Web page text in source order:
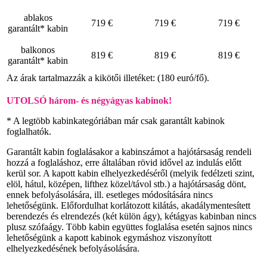
ablakos
garantált* kabin
719 € 719 € 719 €
balkonos
garantált* kabin
819 € 819 € 819 €
Az árak tartalmazzák a kikötői illetéket: (180 euró/fő).
UTOLSÓ három- és négyágyas kabinok!
* A legtöbb kabinkategóriában már csak garantált kabinok
foglalhatók.
Garantált kabin foglalásakor a kabinszámot a hajótársaság rendeli
hozzá a foglaláshoz, erre általában rövid idővel az indulás előtt
kerül sor. A kapott kabin elhelyezkedéséről (melyik fedélzeti szint,
elöl, hátul, középen, lifthez közel/távol stb.) a hajótársaság dönt,
ennek befolyásolására, ill. esetleges módosítására nincs
lehetőségünk. Előfordulhat korlátozott kilátás, akadálymentesített
berendezés és elrendezés (két külön ágy), kétágyas kabinban nincs
plusz szófaágy. Több kabin együttes foglalása esetén sajnos nincs
lehetőségünk a kapott kabinok egymáshoz viszonyított
elhelyezkedésének befolyásolására.